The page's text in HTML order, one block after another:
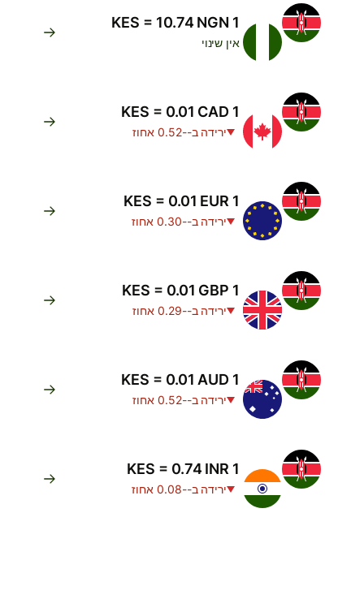
1 KES = 10.74 NGN
אין שינוי
1 KES = 0.01 CAD
ירידה ב--0.52 אחוז
1 KES = 0.01 EUR
ירידה ב--0.30 אחוז
1 KES = 0.01 GBP
ירידה ב--0.29 אחוז
1 KES = 0.01 AUD
ירידה ב--0.52 אחוז
1 KES = 0.74 INR
ירידה ב--0.08 אחוז